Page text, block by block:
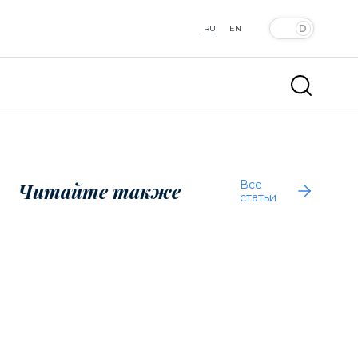
RU EN
Читайте также
Все
статьи